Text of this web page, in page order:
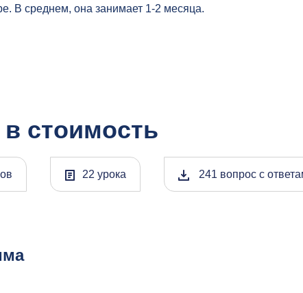
В среднем, она занимает 1-2 месяца.
стоимость
22 урока 241 вопрос с